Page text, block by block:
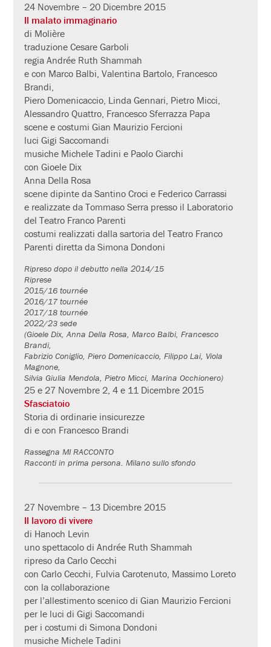
24 Novembre – 20 Dicembre 2015
Il malato immaginario
di Molière
traduzione Cesare Garboli
regia Andrée Ruth Shammah
e con Marco Balbi, Valentina Bartolo, Francesco
Brandi,
Piero Domenicaccio, Linda Gennari, Pietro Micci,
Alessandro Quattro, Francesco Sferrazza Papa
scene e costumi Gian Maurizio Fercioni
luci Gigi Saccomandi
musiche Michele Tadini e Paolo Ciarchi
con Gioele Dix
Anna Della Rosa
scene dipinte da Santino Croci e Federico Carrassi
e realizzate da Tommaso Serra presso il Laboratorio
del Teatro Franco Parenti
costumi realizzati dalla sartoria del Teatro Franco
Parenti diretta da Simona Dondoni
Ripreso dopo il debutto nella 2014/15
Riprese
2015/16 tournée
2016/17 tournée
2017/18 tournée
2022/23 sede
(Gioele Dix, Anna Della Rosa, Marco Balbi, Francesco
Brandi,
Fabrizio Coniglio, Piero Domenicaccio, Filippo Lai, Viola
Magnone,
Silvia Giulia Mendola, Pietro Micci, Marina Occhionero)
25 e 27 Novembre 2, 4 e 11 Dicembre 2015
Sfasciatoio
Storia di ordinarie insicurezze
di e con Francesco Brandi
Rassegna MI RACCONTO
Racconti in prima persona. Milano sullo sfondo
27 Novembre – 13 Dicembre 2015
Il lavoro di vivere
di Hanoch Levin
uno spettacolo di Andrée Ruth Shammah
ripreso da Carlo Cecchi
con Carlo Cecchi, Fulvia Carotenuto, Massimo Loreto
con la collaborazione
per l’allestimento scenico di Gian Maurizio Fercioni
per le luci di Gigi Saccomandi
per i costumi di Simona Dondoni
musiche Michele Tadini